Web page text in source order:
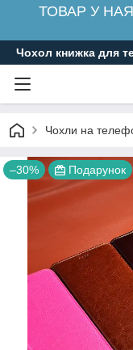
ТОВАР У
Чохол книжка для
Чохли на
–30% Подарунок